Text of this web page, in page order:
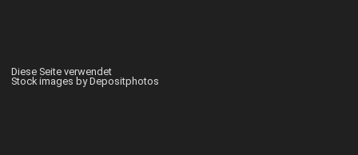
Diese Seite verwendet
Stock images by Depositphotos